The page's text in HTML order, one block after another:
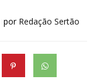
por Redação Sertão